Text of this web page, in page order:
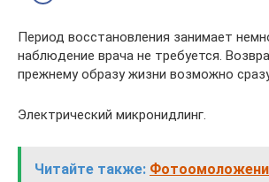
Период восстановления занимает
наблюдение врача не требуется.
прежнему образу жизни возможно
Электрический микронидлинг.
Читайте также: